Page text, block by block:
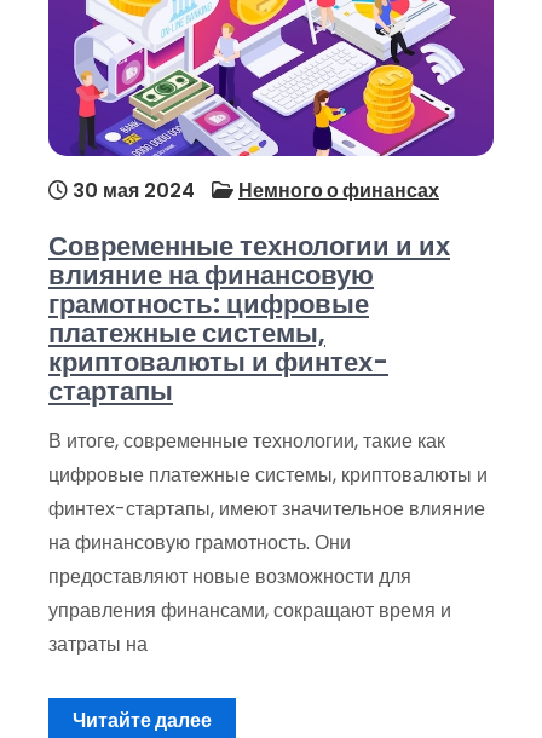
30 мая 2024 Немного о финансах
Современные технологии и их
влияние на финансовую
грамотность: цифровые
платежные системы,
криптовалюты и финтех-
стартапы
В итоге, современные технологии, такие как
цифровые платежные системы, криптовалюты и
финтех-стартапы, имеют значительное влияние
на финансовую грамотность. Они
предоставляют новые возможности для
управления финансами, сокращают время и
затраты на
Читайте далее